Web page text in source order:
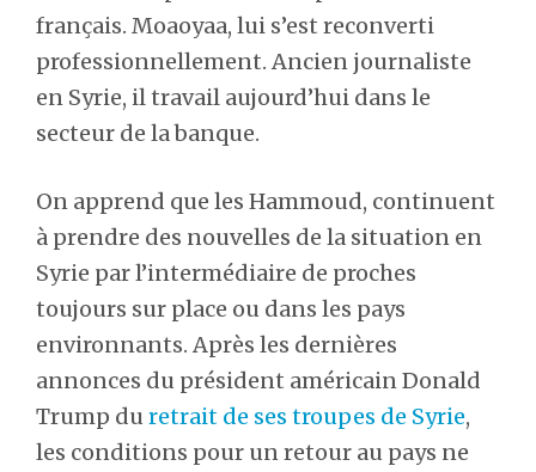
français. Moaoyaa, lui s’est reconverti
professionnellement. Ancien journaliste
en Syrie, il travail aujourd’hui dans le
secteur de la banque.
On apprend que les Hammoud, continuent
à prendre des nouvelles de la situation en
Syrie par l’intermédiaire de proches
toujours sur place ou dans les pays
environnants. Après les dernières
annonces du président américain Donald
Trump du retrait de ses troupes de Syrie,
les conditions pour un retour au pays ne